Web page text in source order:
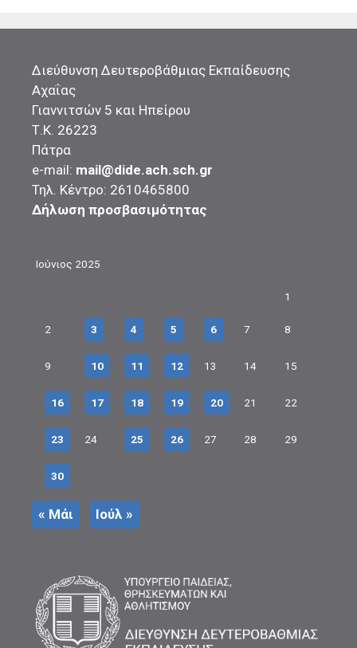
Διεύθυνση Δευτεροβάθμιας Εκπαίδευσης
Αχαΐας
Γιαννιτσών 5 και Ηπείρου
Τ.Κ. 26223
Πάτρα
e-mail: mail@dide.ach.sch.gr
Τηλ. Κέντρο: 2610465800
Δήλωση προσβασιμότητας
Ιούνιος 2025
1
2 3 4 5 6 7 8
9 10 11 12 13 14 15
16 17 18 19 20 21 22
23 24 25 26 27 28 29
30
« Μάι Ιούλ »